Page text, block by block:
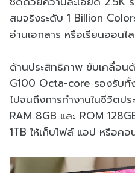
สมจริงระดับ 1 Billion
อ่านเอกสาร หรือเรียนออน
ด้านประสิทธิภาพ ขับเคลื่อน
G100 Octa-core รองรับทั้
ไปจนถึงการทำงานในชีวิตป
RAM 8GB และ ROM
1TB ให้เก็บไฟล์ แอป หรือคอ